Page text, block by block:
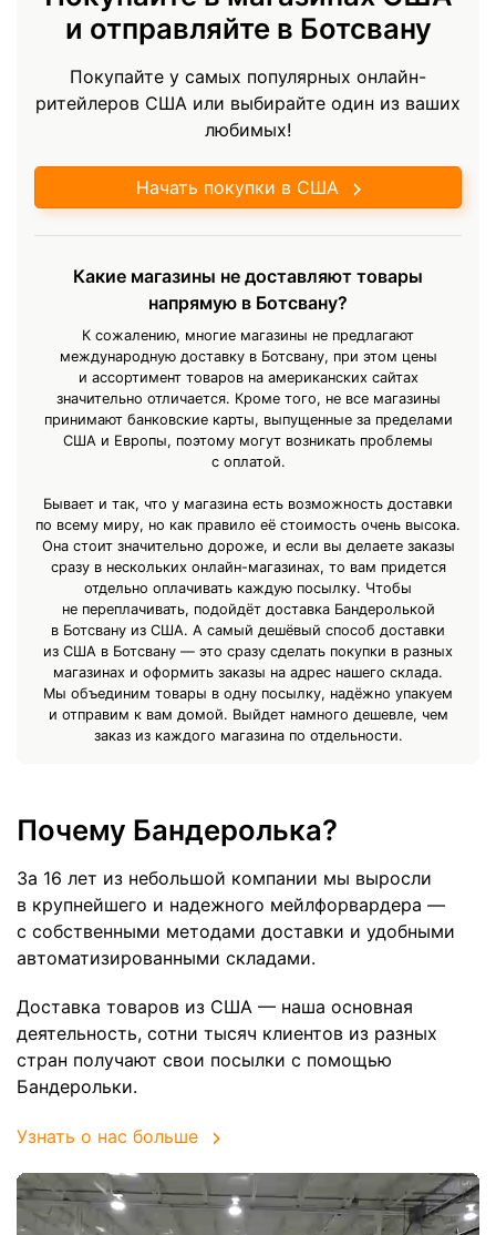
и отправляйте в Ботсвану
Покупайте у самых популярных онлайн-
ритейлеров США или выбирайте один из ваших
любимых!
Начать покупки в США
Какие магазины не доставляют товары
напрямую в Ботсвану?
К сожалению, многие магазины не предлагают
международную доставку в Ботсвану, при этом цены
и ассортимент товаров на американских сайтах
значительно отличается. Кроме того, не все магазины
принимают банковские карты, выпущенные за пределами
США и Европы, поэтому могут возникать проблемы
с оплатой.
Бывает и так, что у магазина есть возможность доставки
по всему миру, но как правило её стоимость очень высока.
Она стоит значительно дороже, и если вы делаете заказы
сразу в нескольких онлайн-магазинах, то вам придется
отдельно оплачивать каждую посылку. Чтобы
не переплачивать, подойдёт доставка Бандеролькой
в Ботсвану из США. А самый дешёвый способ доставки
из США в Ботсвану — это сразу сделать покупки в разных
магазинах и оформить заказы на адрес нашего склада.
Мы объединим товары в одну посылку, надёжно упакуем
и отправим к вам домой. Выйдет намного дешевле, чем
заказ из каждого магазина по отдельности.
Почему Бандеролька?
За 16 лет из небольшой компании мы выросли
в крупнейшего и надежного мейлфорвардера —
с собственными методами доставки и удобными
автоматизированными складами.
Доставка товаров из США — наша основная
деятельность, сотни тысяч клиентов из разных
стран получают свои посылки с помощью
Бандерольки.
Узнать о нас больше